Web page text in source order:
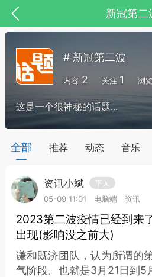
新冠第二
，华夏中医人：家门口的中医
节气气象
# 新冠第二波
内容 2 关注 1 浏
这是一个很神秘的话题...
全部 推荐 动态 音乐
资讯小斌
平人
05-09 11:01
电脑端 资讯
2023第二波疫情已经到来
出现(影响没之前大)
谦和既济团队，认为所谓的
气阶段。也就是3月21日到5